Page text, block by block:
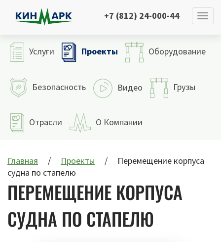
+7 (812) 24-000-44
Услуги Проекты Оборудование
Безопасность Видео Грузы
Отрасли О Компании
Главная Проекты
Перемещение корпуса
судна по стапелю
ПЕРЕМЕЩЕНИЕ КОРПУСА
СУДНА ПО СТАПЕЛЮ